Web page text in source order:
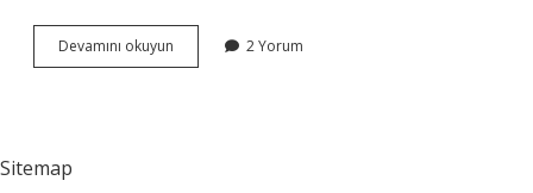
Devamını okuyun Ölümsüzlük
Mantarı
2 Yorum
Sitemap